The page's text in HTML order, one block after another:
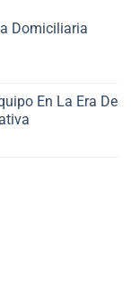
Domiciliaria
En La Era De